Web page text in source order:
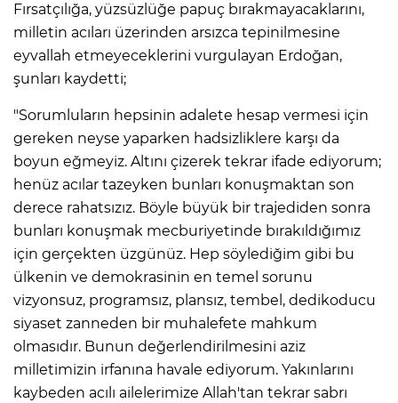
Fırsatçılığa, yüzsüzlüğe papuç bırakmayacaklarını,
milletin acıları üzerinden arsızca tepinilmesine
eyvallah etmeyeceklerini vurgulayan Erdoğan,
şunları kaydetti;
"Sorumluların hepsinin adalete hesap vermesi için
gereken neyse yaparken hadsizliklere karşı da
boyun eğmeyiz. Altını çizerek tekrar ifade ediyorum;
henüz acılar tazeyken bunları konuşmaktan son
derece rahatsızız. Böyle büyük bir trajediden sonra
bunları konuşmak mecburiyetinde bırakıldığımız
için gerçekten üzgünüz. Hep söylediğim gibi bu
ülkenin ve demokrasinin en temel sorunu
vizyonsuz, programsız, plansız, tembel, dedikoducu
siyaset zanneden bir muhalefete mahkum
olmasıdır. Bunun değerlendirilmesini aziz
milletimizin irfanına havale ediyorum. Yakınlarını
kaybeden acılı ailelerimize Allah'tan tekrar sabrı